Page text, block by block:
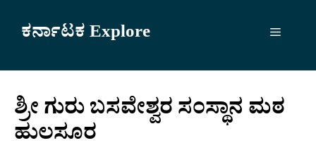
ಕರ್ನಾಟಕ Explore Menu
ಶ್ರೀ ಗುರು ಬಸವೇಶ್ವರ ಸಂಸ್ಥಾನ ಮಠ
ಹುಲಸೂರ